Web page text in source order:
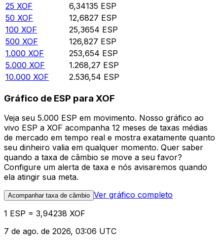
25 XOF 6,34135 ESP
50 XOF 12,6827 ESP
100 XOF 25,3654 ESP
500 XOF 126,827 ESP
1.000 XOF 253,654 ESP
5.000 XOF 1.268,27 ESP
10.000 XOF 2.536,54 ESP
Gráfico de ESP para XOF
Veja seu 5.000 ESP em movimento. Nosso gráfico ao
vivo ESP a XOF acompanha 12 meses de taxas médias
de mercado em tempo real e mostra exatamente quanto
seu dinheiro valia em qualquer momento. Quer saber
quando a taxa de câmbio se move a seu favor?
Configure um alerta de taxa e nós avisaremos quando
ela atingir sua meta.
Acompanhar taxa de câmbio Ver gráfico completo
1 ESP = 3,94238 XOF
7 de ago. de 2026, 03:06 UTC